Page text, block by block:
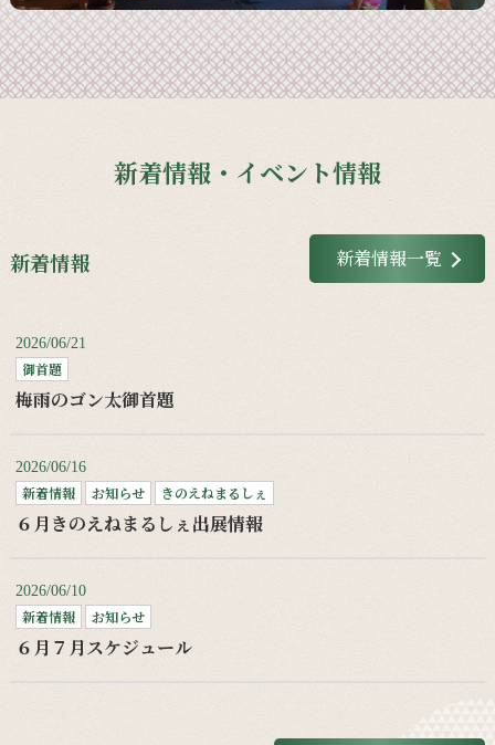
新着情報・イベント情報
新着情報 新着情報一覧
2026/06/21
御首題
梅雨のゴン太御首題
2026/06/16
新着情報 お知らせ きのえねまるしぇ
６月きのえねまるしぇ出展情報
2026/06/10
新着情報 お知らせ
６月７月スケジュール